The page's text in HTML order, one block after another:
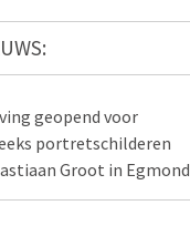
geopend voor
portretschilderen
Groot in Egmond